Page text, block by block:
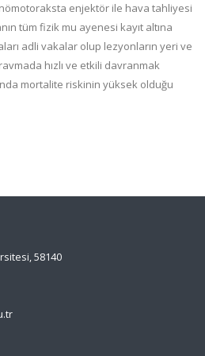
enjektör ile hava tahliyesi
tüm fizik mu ayenesi kayıt altına
adli vakalar olup lezyonların yeri ve
hızlı ve etkili davranmak
mortalite riskinin yüksek olduğu
58140